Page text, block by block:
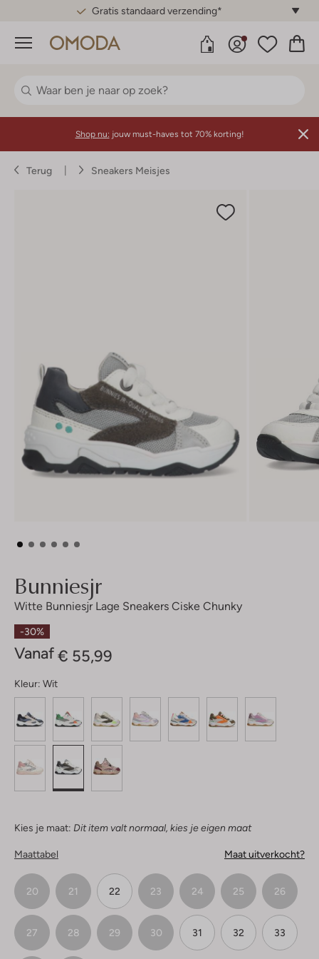
Gratis standaard verzending*
Menu
Shop nu: jouw must-haves tot 70% korting!
Terug Sneakers Meisjes
Bunniesjr
Witte Bunniesjr Lage Sneakers Ciske Chunky
-30%
Vanaf € 55,99
Kleur: Wit
Kies je maat: Dit item valt normaal, kies je eigen maat
Maattabel Maat uitverkocht?
20 21 22 23 24 25 26
27 28 29 30 31 32 33